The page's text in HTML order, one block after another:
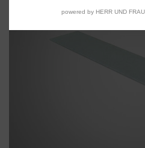
powered by HERR UND